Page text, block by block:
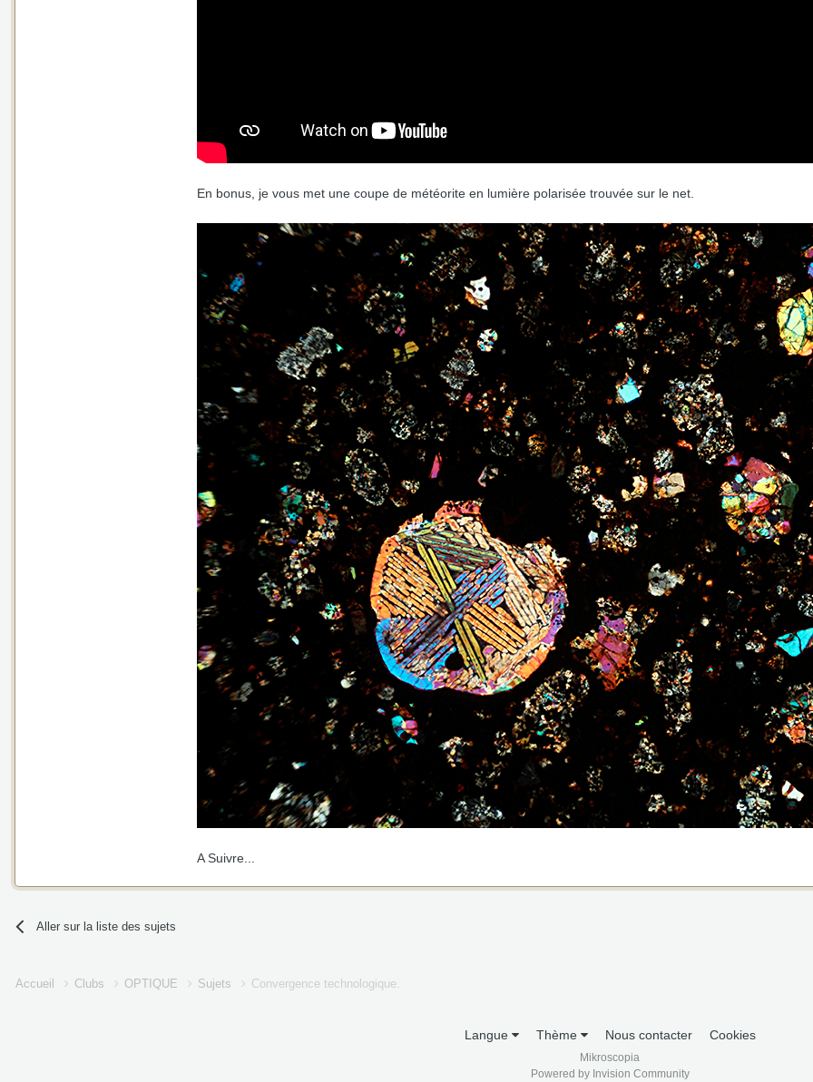
En bonus, je vous met une coupe de météorite en lumière polarisée trouvée sur le net.
A Suivre...
Aller sur la liste des sujets
Accueil Clubs OPTIQUE Sujets Convergence technologique.
Langue Thème Nous contacter Cookies
Mikroscopia
Powered by Invision Community